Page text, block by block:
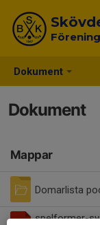
Dokument
Dokument
Mappar
Domarlista
spelformer-